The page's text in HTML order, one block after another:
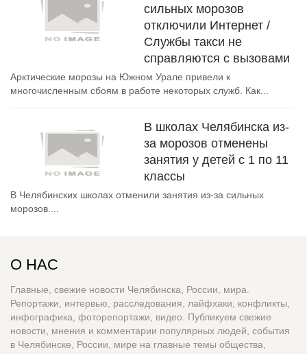
сильных морозов
отключили Интернет /
Службы такси не
справляются с вызовами
Арктические морозы на Южном Урале привели к
многочисленным сбоям в работе некоторых служб. Как...
В школах Челябинска из-
за морозов отменены
занятия у детей с 1 по 11
классы
В Челябинских школах отменили занятия из-за сильных
морозов....
О НАС
Главные, свежие новости Челябинска, России, мира.
Репортажи, интервью, расследования, лайфхаки, конфликты,
инфографика, фоторепортажи, видео. Публикуем свежие
новости, мнения и комментарии популярных людей, события
в Челябинске, России, мире на главные темы общества,